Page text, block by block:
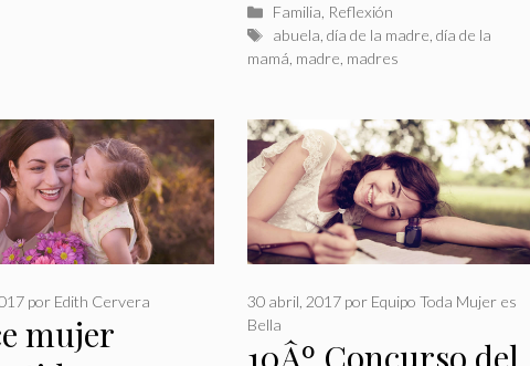
Categorías
Familia Reflexión
Etiquetas
abuela ,día de la madre ,día de la
mamá madre madres
mujer
por Edith Cervera 30 abril, 2017 por Equipo Toda Mujer es
Bella